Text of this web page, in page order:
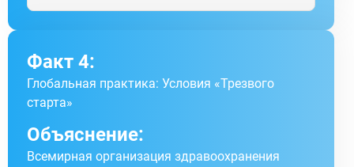
Факт 4:
Глобальная практика: Условия «Трезвого
старта»
Объяснение:
Всемирная организация здравоохранения